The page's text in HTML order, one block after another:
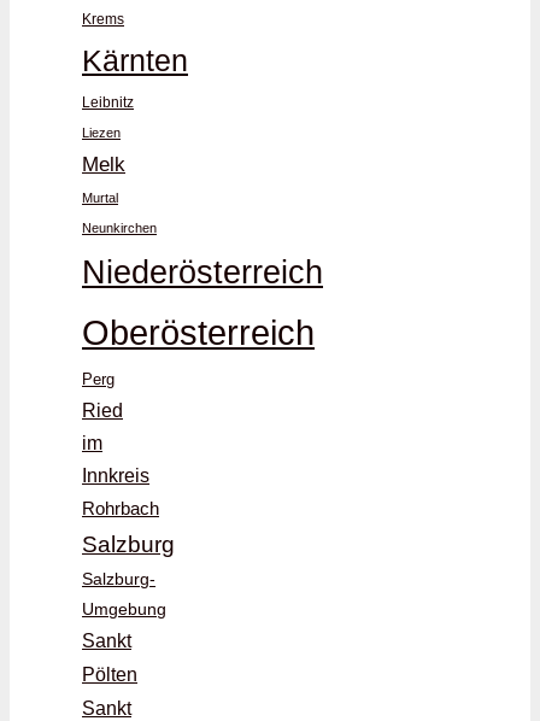
Krems
Kärnten
Leibnitz
Liezen
Melk
Murtal
Neunkirchen
Niederösterreich
Oberösterreich
Perg
Ried
im
Innkreis
Rohrbach
Salzburg
Salzburg-
Umgebung
Sankt
Pölten
Sankt